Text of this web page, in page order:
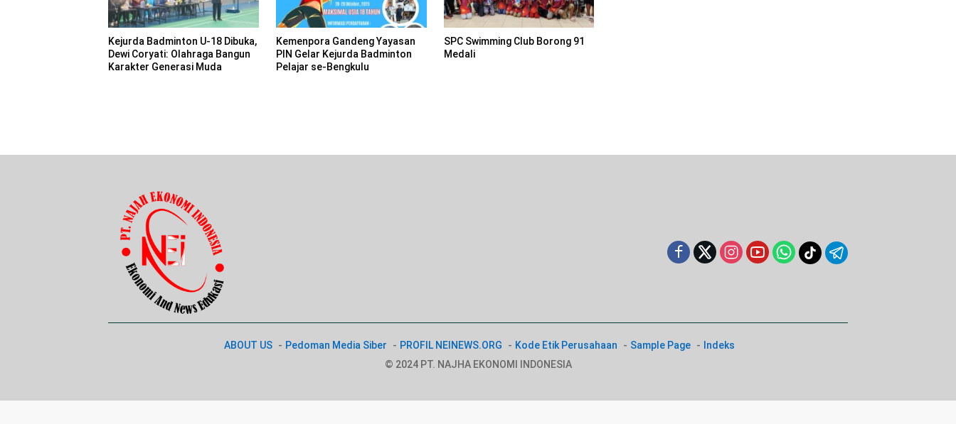
Kejurda Badminton U-18 Dibuka,
Dewi Coryati: Olahraga Bangun
Karakter Generasi Muda
Kemenpora Gandeng Yayasan
PIN Gelar Kejurda Badminton
Pelajar se-Bengkulu
SPC Swimming Club Borong 91
Medali
ABOUT US Pedoman Media Siber PROFIL NEINEWS.ORG Kode Etik Perusahaan Sample Page
Indeks
© 2024 PT. NAJHA EKONOMI INDONESIA